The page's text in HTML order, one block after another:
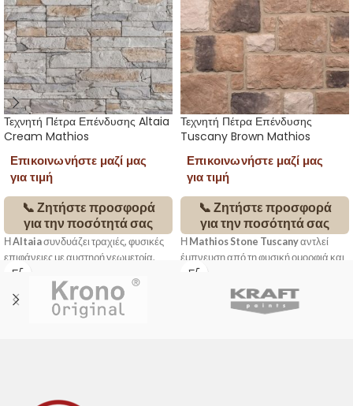
Τεχνητή Πέτρα Επένδυσης Altaia
Cream Mathios
Επικοινωνήστε μαζί μας
για τιμή
📞 Ζητήστε προσφορά
για την ποσότητά σας
Η Altaiaσυνδυάζει τραχιές, φυσικές
επιφάνειες με αυστηρή γεωμετρία,
δημιουργώντας τοίχους με έντονο
βάθος και διαχρονική κομψότητα. Με
ορθογώνια διάταξη και ακανόνιστα
ενταγμένα σε ακριβές
διαθέτει διαμορφωμένες γωνίες για
Τεχνητή Πέτρα Επένδυσης
Tuscany Brown Mathios
Επικοινωνήστε μαζί μας
για τιμή
📞 Ζητήστε προσφορά
για την ποσότητά σας
Η Mathios Stone Tuscanyαντλεί
έμπνευση από τη φυσική ομορφιά και
την παραδοσιακή αρχιτεκτονική της
Τοσκάνης. Με ανομοιόμορφες φόρμες
και ανάγλυφη υφή που θυμίζει